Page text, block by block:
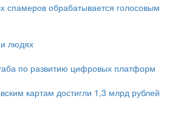
спамеров обрабатывается голосовым
людях
по развитию цифровых платформ
картам достигли 1,3 млрд рублей